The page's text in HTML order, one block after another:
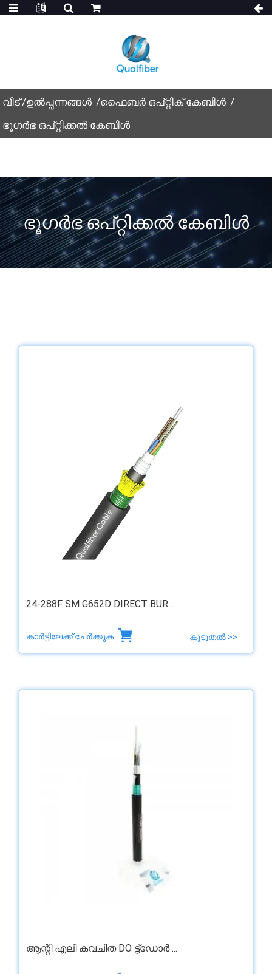
വീട് ഉൽപ്പന്നങ്ങൾ
ഫൈബർ ഒപ്റ്റിക് കേബിൾ
ഭൂഗർഭ ഒപ്റ്റിക്കൽ കേബിൾ
ഭൂഗർഭ ഒപ്റ്റിക്കൽ കേബിൾ
24-288F SM G652D DIRECT BUR...
കാർട്ടിലേക്ക് ചേർക്കുക കൂടുതൽ >>
ആന്റി എലി കവചിത DO ട്ട്‌ഡോർ ...